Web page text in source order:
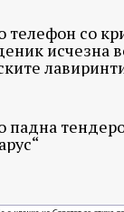
телефон со
исчезна
падна